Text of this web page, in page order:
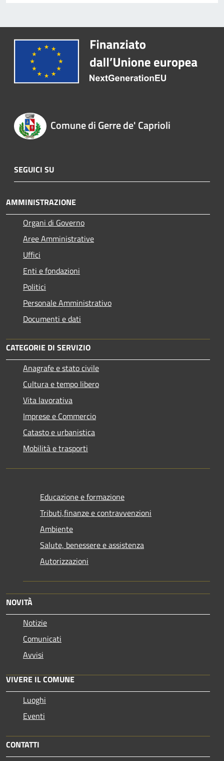
Comune di Gerre de' Caprioli
SEGUICI SU
AMMINISTRAZIONE
Organi di Governo
Aree Amministrative
Uffici
Enti e fondazioni
Politici
Personale Amministrativo
Documenti e dati
CATEGORIE DI SERVIZIO
Anagrafe e stato civile
Cultura e tempo libero
Vita lavorativa
Imprese e Commercio
Catasto e urbanistica
Mobilità e trasporti
Educazione e formazione
Tributi,finanze e contravvenzioni
Ambiente
Salute, benessere e assistenza
Autorizzazioni
NOVITÀ
Notizie
Comunicati
Avvisi
VIVERE IL COMUNE
Luoghi
Eventi
CONTATTI